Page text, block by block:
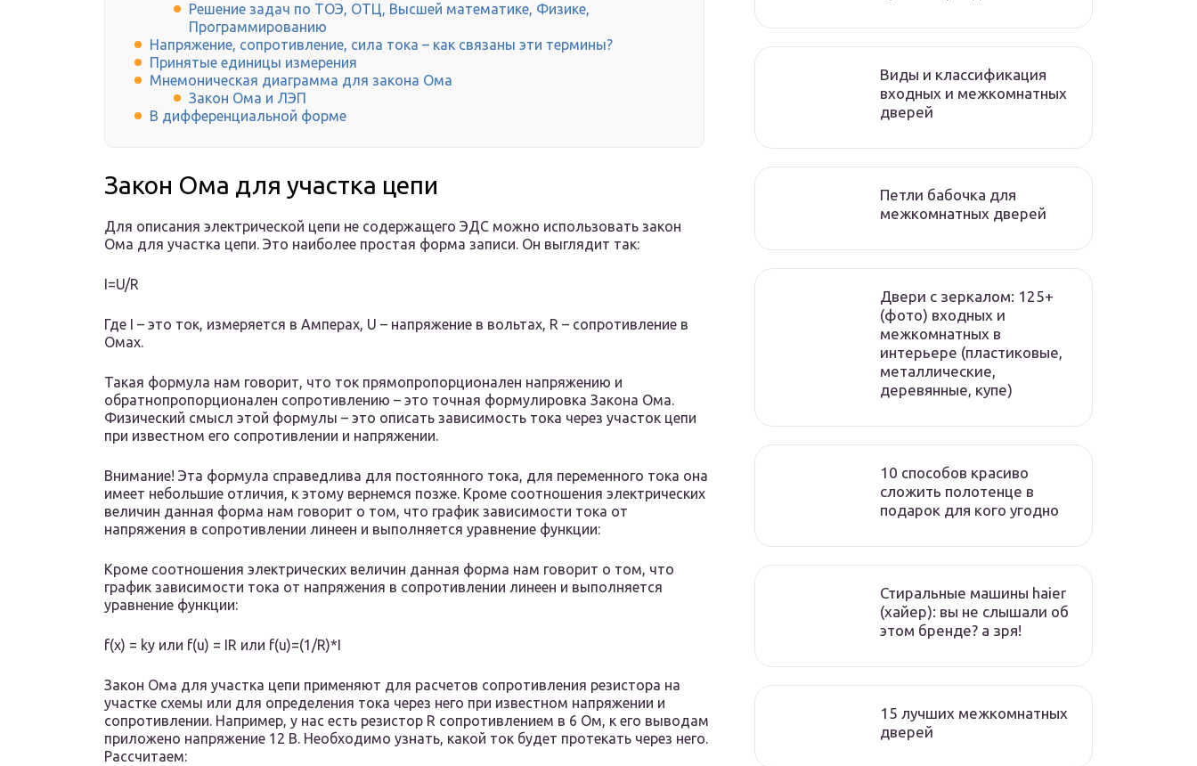
Решение задач по ТОЭ, ОТЦ, Высшей математике, Физике,
Программированию
Напряжение, сопротивление, сила тока – как связаны эти термины?
Принятые единицы измерения
Мнемоническая диаграмма для закона Ома
Закон Ома и ЛЭП
В дифференциальной форме
Закон Ома для участка цепи
Для описания электрической цепи не содержащего ЭДС можно использовать закон
Ома для участка цепи. Это наиболее простая форма записи. Он выглядит так:
I=U/R
Где I – это ток, измеряется в Амперах, U – напряжение в вольтах, R – сопротивление в
Омах.
Такая формула нам говорит, что ток прямопропорционален напряжению и
обратнопропорционален сопротивлению – это точная формулировка Закона Ома.
Физический смысл этой формулы – это описать зависимость тока через участок цепи
при известном его сопротивлении и напряжении.
Внимание! Эта формула справедлива для постоянного тока, для переменного тока она
имеет небольшие отличия, к этому вернемся позже. Кроме соотношения электрических
величин данная форма нам говорит о том, что график зависимости тока от
напряжения в сопротивлении линеен и выполняется уравнение функции:
Кроме соотношения электрических величин данная форма нам говорит о том, что
график зависимости тока от напряжения в сопротивлении линеен и выполняется
уравнение функции:
f(x) = ky или f(u) = IR или f(u)=(1/R)*I
Закон Ома для участка цепи применяют для расчетов сопротивления резистора на
участке схемы или для определения тока через него при известном напряжении и
сопротивлении. Например, у нас есть резистор R сопротивлением в 6 Ом, к его выводам
приложено напряжение 12 В. Необходимо узнать, какой ток будет протекать через него.
Рассчитаем:
Виды и классификация
входных и межкомнатных
дверей
Петли бабочка для
межкомнатных дверей
Двери с зеркалом: 125+
(фото) входных и
межкомнатных в
интерьере (пластиковые,
металлические,
деревянные, купе)
10 способов красиво
сложить полотенце в
подарок для кого угодно
Стиральные машины haier
(хайер): вы не слышали об
этом бренде? а зря!
15 лучших межкомнатных
дверей